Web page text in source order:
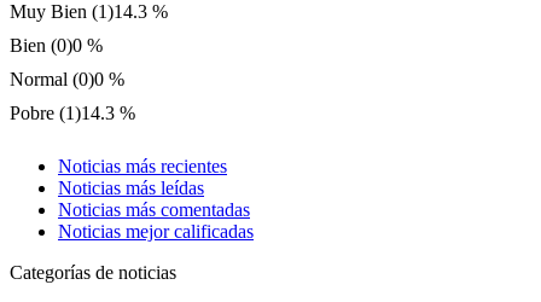
Muy Bien (1)14.3 %
Bien (0)0 %
Normal (0)0 %
Pobre (1)14.3 %
Noticias más recientes
Noticias más leídas
Noticias más comentadas
Noticias mejor calificadas
Categorías de noticias